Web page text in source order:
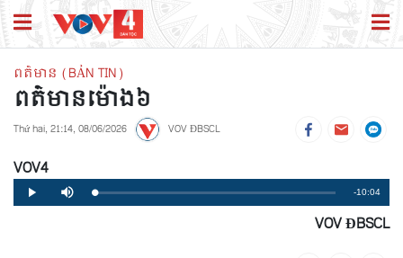
ពត៌មាន (BẢN TIN)
ពត៌មាន​ម៉ោង៦
Thứ hai, 21:14, 08/06/2026 VOV ĐBSCL
VOV4
Play Mute Loaded:
0%
Progress:
0%
Remaining
Time
-10:04
VOV ĐBSCL